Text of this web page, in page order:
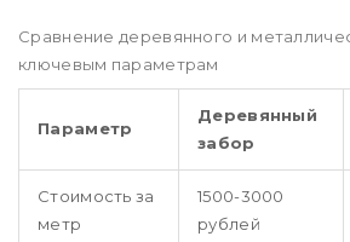
Сравнение деревянного и
ключевым параметрам
Параметр
Деревянный
забор
Стоимость за
метр
1500-3000
рублей